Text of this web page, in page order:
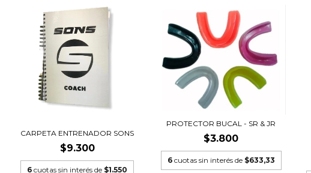
CARPETA ENTRENADOR SONS
$9.300
6 cuotas sin interés de $1.550
PROTECTOR BUCAL - SR & JR
$3.800
6 cuotas sin interés de $633,33